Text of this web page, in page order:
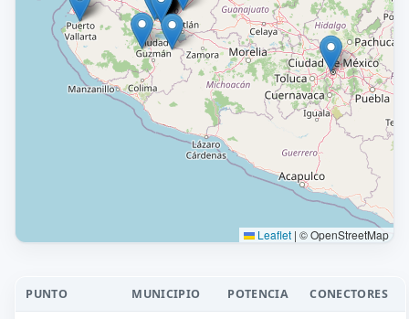
Leaflet | © OpenStreetMap
PUNTO MUNICIPIO POTENCIA CONECTORES